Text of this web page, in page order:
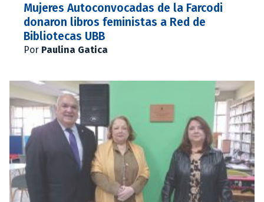
Mujeres Autoconvocadas de la Farcodi
donaron libros feministas a Red de
Bibliotecas UBB
Por Paulina Gatica